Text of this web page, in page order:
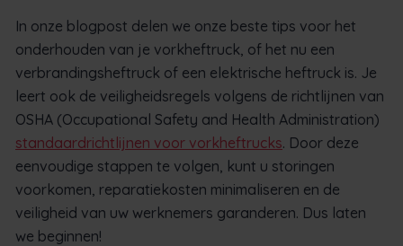
In onze blogpost delen we onze beste tips voor het
onderhouden van je vorkheftruck, of het nu een
verbrandingsheftruck of een elektrische heftruck is. Je
leert ook de veiligheidsregels volgens de richtlijnen van
OSHA (Occupational Safety and Health Administration)
standaardrichtlijnen voor vorkheftrucks. Door deze
eenvoudige stappen te volgen, kunt u storingen
voorkomen, reparatiekosten minimaliseren en de
veiligheid van uw werknemers garanderen. Dus laten
we beginnen!